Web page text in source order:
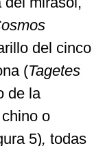
del cinco
(Tagetes
de la
o
5), todas